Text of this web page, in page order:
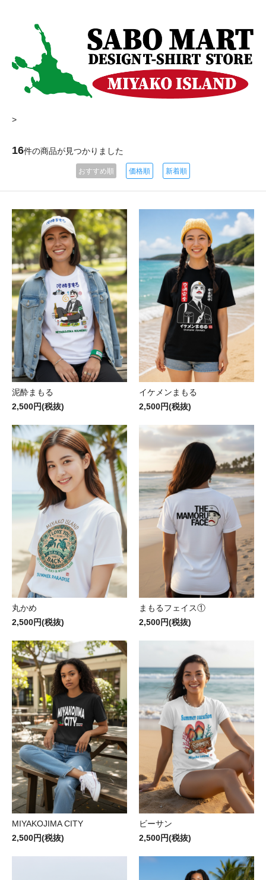
>
16件の商品が見つかりました
おすすめ順 価格順 新着順
泥酔まもる
2,500円(税抜)
イケメンまもる
2,500円(税抜)
丸かめ
2,500円(税抜)
まもるフェイス①
2,500円(税抜)
MIYAKOJIMA CITY
2,500円(税抜)
ビーサン
2,500円(税抜)